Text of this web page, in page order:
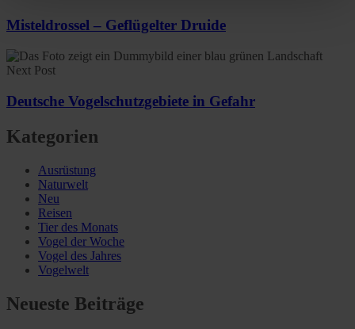
time and deselect cookies at any time (in the Privacy
Policy and in the footer of our website).
rights can be found in ourPrivacy Policy|
Misteldrossel – Geflügelter Druide
Next Post
Deutsche Vogelschutzgebiete in Gefahr
Kategorien
Ausrüstung
Naturwelt
Neu
Reisen
Tier des Monats
Vogel der Woche
Vogel des Jahres
Vogelwelt
Neueste Beiträge